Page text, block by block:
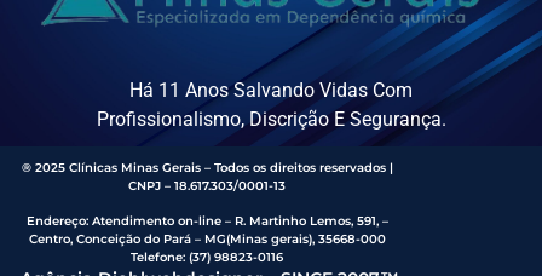
Há 11 Anos Salvando Vidas Com
Profissionalismo, Discrição E Segurança.
® 2025 Clínicas Minas Gerais – Todos os direitos reservados |
CNPJ – 18.617.303/0001-13
Endereço: Atendimento on-line – R. Martinho Lemos, 591, –
Centro, Conceição do Pará – MG(Minas gerais), 35668-000
Telefone:(37) 98823-0116